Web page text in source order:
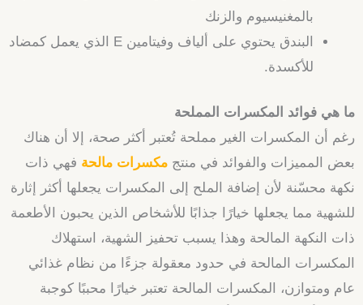
بالمغنيسيوم والزنك
البندق يحتوي على ألياف وفيتامين E الذي يعمل كمضاد
للأكسدة.
ما هي فوائد المكسرات المملحة
رغم أن المكسرات الغير مملحة تُعتبر أكثر صحة، إلا أن هناك
بعض المميزات والفوائد في منتج مكسرات مالحة فهي ذات
نكهة محسّنة لأن إضافة الملح إلى المكسرات يجعلها أكثر إثارة
للشهية مما يجعلها خيارًا جذابًا للأشخاص الذين يحبون الأطعمة
ذات النكهة المالحة وهذا يسبب تحفيز الشهية، استهلاك
المكسرات المالحة في حدود معقولة جزءًا من نظام غذائي
عام ومتوازن، المكسرات المالحة تعتبر خيارًا محببًا كوجبة